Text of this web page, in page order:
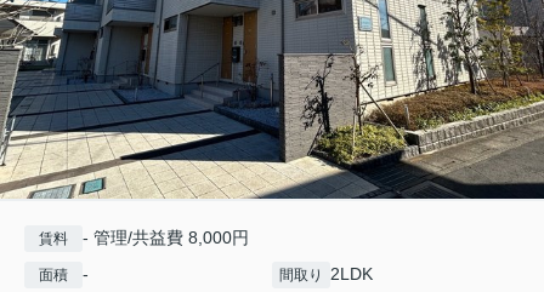
賃料 - 管理/共益費 8,000円
面積 - 間取り 2LDK